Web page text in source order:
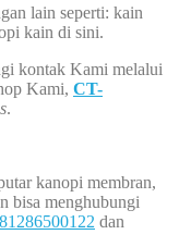
lain seperti: kain
kain di sini.
kontak Kami melalui
Kami, CT-
.
kanopi membran,
bisa menghubungi
dan